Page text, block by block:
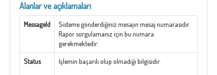
Alanlar ve açıklamaları
MessageId
Sisteme gönderdiğiniz mesajın mesaj numarasıdır.
Rapor sorgulamanız için bu numara
gerekmektedir.
Status İşlemin başarılı olup olmadığı bilgisidir.